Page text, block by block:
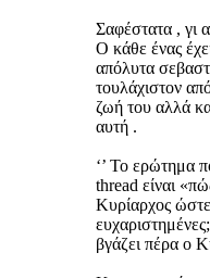
Σαφέστατα , γι
Ο κάθε ένας
απόλυτα
τουλάχιστον
ζωή του αλλά
αυτή .
‘’ Το ερώτημα
thread είναι
Κυρίαρχος ώστε
βγάζει πέρα ο